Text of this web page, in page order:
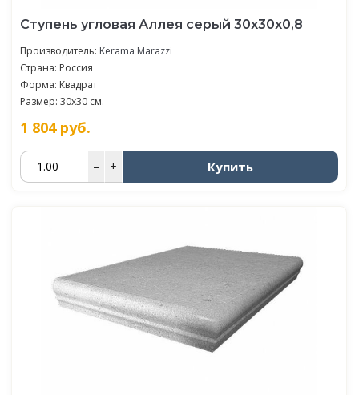
Ступень угловая Аллея серый 30x30x0,8
Производитель: Kerama Marazzi
Страна: Россия
Форма: Квадрат
Размер: 30x30 см.
1 804руб.
– + Купить